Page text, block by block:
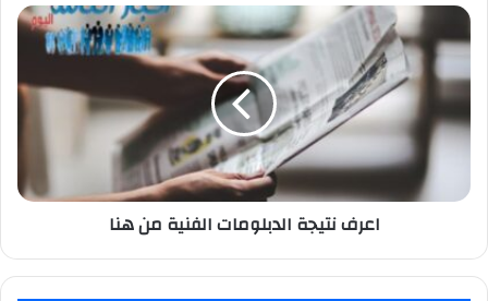
اعرف
نتيجة
الدبلومات
الفنية
من
هنا
اعرف نتيجة الدبلومات الفنية من هنا